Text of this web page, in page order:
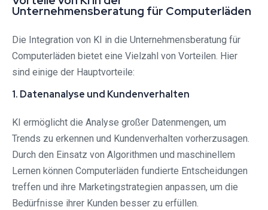
Unternehmensberatung für Computerläden
Die Integration von KI in die Unternehmensberatung für
Computerläden bietet eine Vielzahl von Vorteilen. Hier
sind einige der Hauptvorteile:
1. Datenanalyse und Kundenverhalten
KI ermöglicht die Analyse großer Datenmengen, um
Trends zu erkennen und Kundenverhalten vorherzusagen.
Durch den Einsatz von Algorithmen und maschinellem
Lernen können Computerläden fundierte Entscheidungen
treffen und ihre Marketingstrategien anpassen, um die
Bedürfnisse ihrer Kunden besser zu erfüllen.